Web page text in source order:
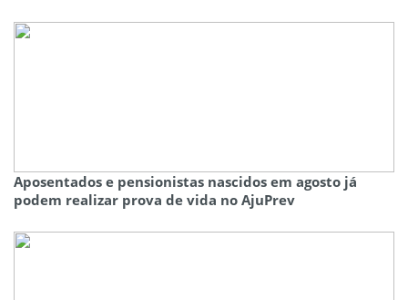
Aposentados e pensionistas nascidos em agosto já
podem realizar prova de vida no AjuPrev